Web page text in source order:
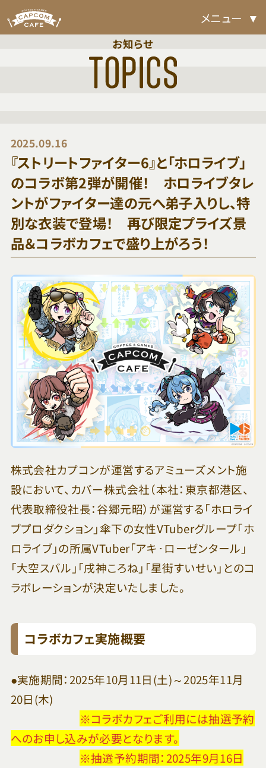
メニュー
お知らせ
2025.09.16
『ストリートファイター6』と「ホロライブ」
のコラボ第2弾が開催！ ホロライブタレ
ントがファイター達の元へ弟子入りし、特
別な衣装で登場！ 再び限定プライズ景
品＆コラボカフェで盛り上がろう！
株式会社カプコンが運営するアミューズメント施
設において、カバー株式会社（本社：東京都港区、
代表取締役社長：谷郷元昭）が運営する「ホロライ
ブプロダクション」傘下の女性VTuberグループ「ホ
ロライブ」の所属VTuber「アキ･ローゼンタール」
「大空スバル」「戌神ころね」「星街すいせい」とのコ
ラボレーションが決定いたしました。
コラボカフェ実施概要
●実施期間：2025年10月11日(土)～2025年11月
20日(木)
※コラボカフェご利用には抽選予約
へのお申し込みが必要となります。
※抽選予約期間：2025年9月16日